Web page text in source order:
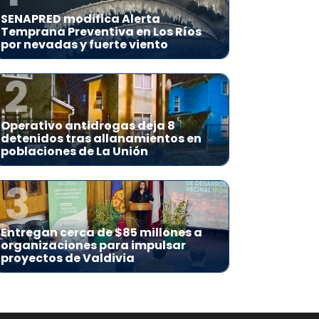
SENAPRED modifica Alerta
Temprana Preventiva en Los Ríos
por nevadas y fuerte viento
2
Operativo antidrogas deja 8
detenidos tras allanamientos en
poblaciones de La Unión
3
Entregan cerca de $85 millones a
organizaciones para impulsar
proyectos de Valdivia